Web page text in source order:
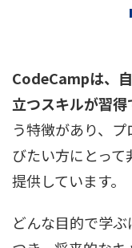
CodeCampは、
立つスキルが習得
う特徴があり、
びたい方にとっ
提供しています。
どんな目的で学